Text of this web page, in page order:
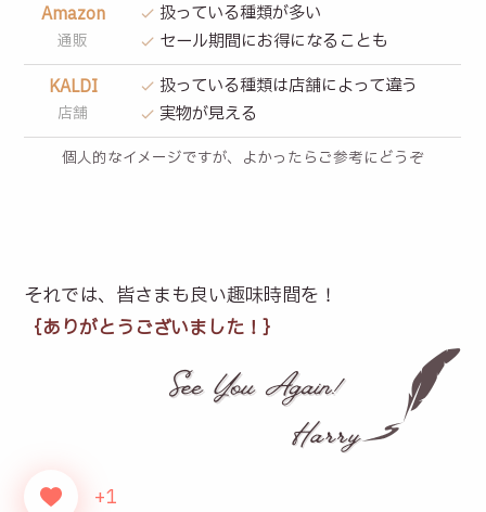
Amazon
通販
扱っている種類が多い
セール期間にお得になることも
KALDI
店舗
扱っている種類は店舗によって違う
実物が見える
個人的なイメージですが、よかったらご参考にどうぞ
それでは、皆さまも良い趣味時間を！
｛ありがとうございました！｝
+1